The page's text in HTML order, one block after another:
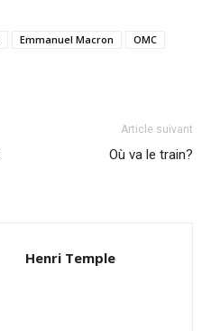
Emmanuel Macron
OMC
Article suivant
Où va le train?
Henri Temple